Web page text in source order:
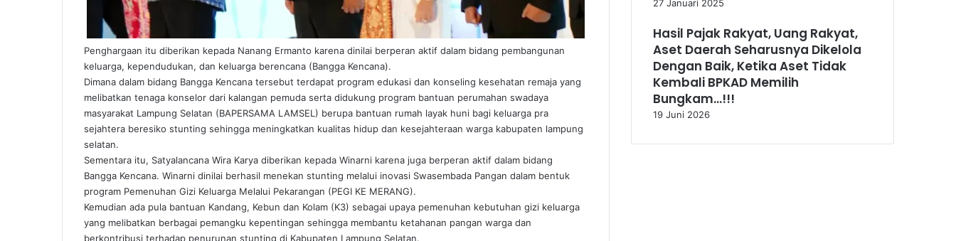
Penghargaan itu diberikan kepada Nanang Ermanto karena dinilai berperan aktif dalam bidang pembangunan
keluarga, kependudukan, dan keluarga berencana (Bangga Kencana).
Dimana dalam bidang Bangga Kencana tersebut terdapat program edukasi dan konseling kesehatan remaja yang
melibatkan tenaga konselor dari kalangan pemuda serta didukung program bantuan perumahan swadaya
masyarakat Lampung Selatan (BAPERSAMA LAMSEL) berupa bantuan rumah layak huni bagi keluarga pra
sejahtera beresiko stunting sehingga meningkatkan kualitas hidup dan kesejahteraan warga kabupaten lampung
selatan.
Sementara itu, Satyalancana Wira Karya diberikan kepada Winarni karena juga berperan aktif dalam bidang
Bangga Kencana. Winarni dinilai berhasil menekan stunting melalui inovasi Swasembada Pangan dalam bentuk
program Pemenuhan Gizi Keluarga Melalui Pekarangan (PEGI KE MERANG).
Kemudian ada pula bantuan Kandang, Kebun dan Kolam (K3) sebagai upaya pemenuhan kebutuhan gizi keluarga
yang melibatkan berbagai pemangku kepentingan sehingga membantu ketahanan pangan warga dan
berkontribusi terhadap penurunan stunting di Kabupaten Lampung Selatan.
27 Januari 2025
Hasil Pajak Rakyat, Uang Rakyat,
Aset Daerah Seharusnya Dikelola
Dengan Baik, Ketika Aset Tidak
Kembali BPKAD Memilih
Bungkam…!!!
19 Juni 2026